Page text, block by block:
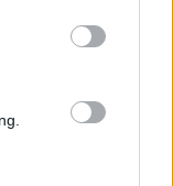
Instagram